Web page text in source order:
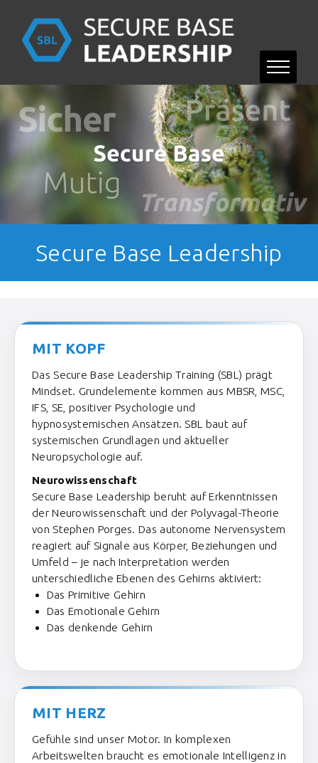
content
Secure Base Leadership
MIT KOPF
Das Secure Base Leadership Training (SBL) prägt
Mindset. Grundelemente kommen aus MBSR, MSC,
IFS, SE, positiver Psychologie und
hypnosystemischen Ansätzen. SBL baut auf
systemischen Grundlagen und aktueller
Neuropsychologie auf.
Neurowissenschaft
Secure Base Leadership beruht auf Erkenntnissen
der Neurowissenschaft und der Polyvagal-Theorie
von Stephen Porges. Das autonome Nervensystem
reagiert auf Signale aus Körper, Beziehungen und
Umfeld – je nach Interpretation werden
unterschiedliche Ebenen des Gehirns aktiviert:
Das Primitive Gehirn
Das Emotionale Gehirn
Das denkende Gehirn
MIT HERZ
Gefühle sind unser Motor. In komplexen
Arbeitswelten braucht es emotionale Intelligenz in